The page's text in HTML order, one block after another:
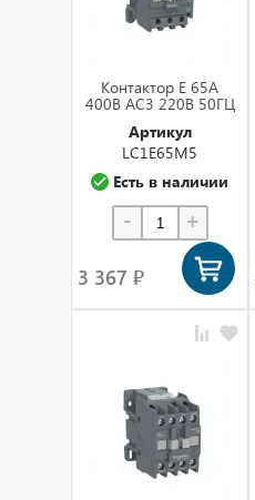
Контактор E 65А
400В AC3 220В 50ГЦ
Артикул
LC1E65M5
Есть в наличии
- +
3 367 ₽